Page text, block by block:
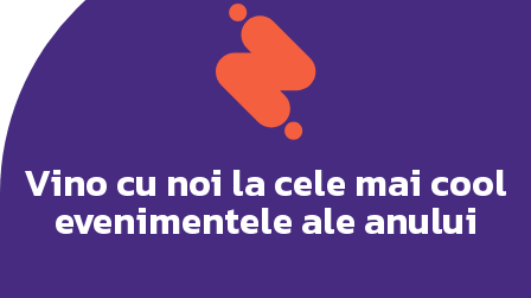
Vino cu noi la cele mai cool
evenimentele ale anului